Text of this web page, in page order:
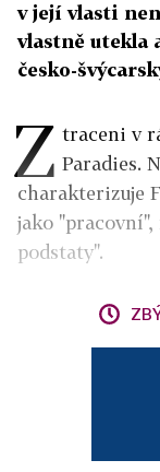
v její vlasti
vlastně utekla
česko-
Z traceni v
Paradies.
charakterizuje
jako
podstaty".